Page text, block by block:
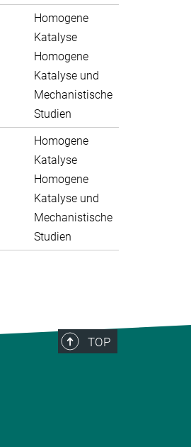
Homogene
Katalyse
Homogene
Katalyse und
Mechanistische
Studien
Homogene
Katalyse
Homogene
Katalyse und
Mechanistische
Studien
TOP